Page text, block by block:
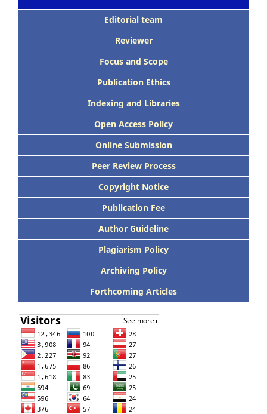
Editorial team
Reviewer
Focus and Scope
Publication Ethics
Indexing and Libraries
Open Access Policy
Online Submission
Peer Review Process
Copyright Notice
Publication Fee
Author Guideline
Plagiarism Policy
Archiving Policy
Forthcoming Articles